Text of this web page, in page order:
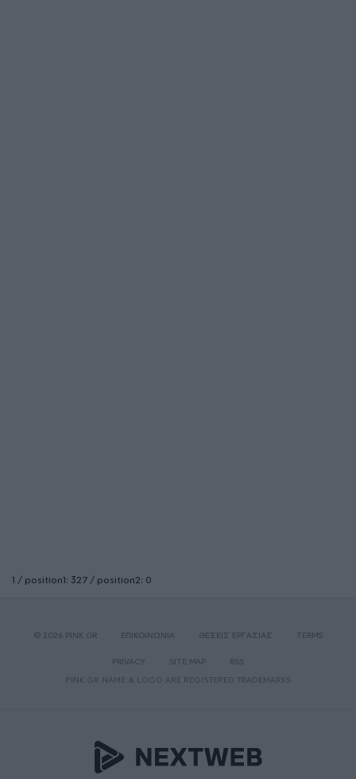
1 / position1: 327 / position2: 0
© 2026 PINK.GR ΕΠΙΚΟΙΝΩΝΙΑ ΘΕΣΕΙΣ ΕΡΓΑΣΙΑΣ TERMS
PRIVACY SITE MAP
RSS
PINK.GR NAME & LOGO ARE REGISTERED TRADEMARKS